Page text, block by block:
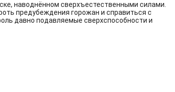
наводнённом сверхъестественными силами.
предубеждения горожан и справиться с
давно подавляемые сверхспособности и